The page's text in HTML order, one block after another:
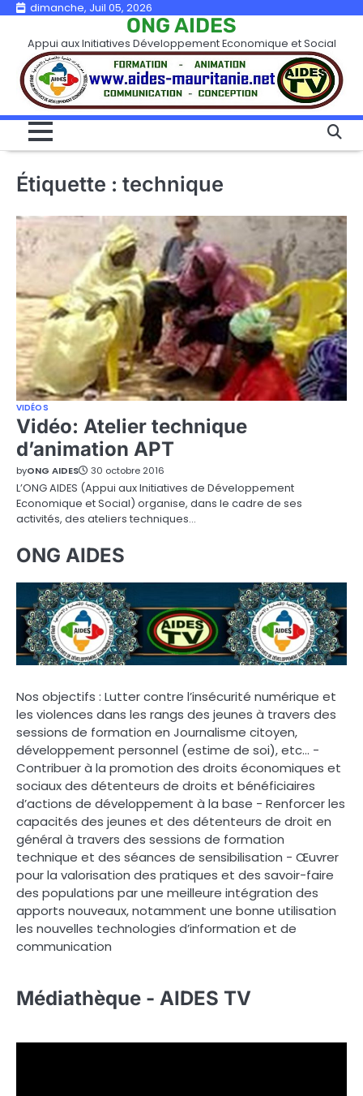
Skip
content
dimanche, Juil 05, 2026
ONG AIDES
Appui aux Initiatives Développement Economique et Social
Étiquette : technique
VIDÉOS
Vidéo: Atelier technique
d’animation APT
byONG AIDES 30 octobre 2016
L’ONG AIDES (Appui aux Initiatives de Développement
Economique et Social) organise, dans le cadre de ses
activités, des ateliers techniques…
ONG AIDES
Nos objectifs : Lutter contre l’insécurité numérique et
les violences dans les rangs des jeunes à travers des
sessions de formation en Journalisme citoyen,
développement personnel (estime de soi), etc… -
Contribuer à la promotion des droits économiques et
sociaux des détenteurs de droits et bénéficiaires
d’actions de développement à la base - Renforcer les
capacités des jeunes et des détenteurs de droit en
général à travers des sessions de formation
technique et des séances de sensibilisation - Œuvrer
pour la valorisation des pratiques et des savoir-faire
des populations par une meilleure intégration des
apports nouveaux, notamment une bonne utilisation
les nouvelles technologies d’information et de
communication
Médiathèque - AIDES TV